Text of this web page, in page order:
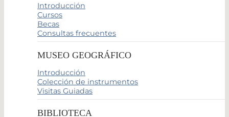
Introducción
Cursos
Becas
Consultas frecuentes
MUSEO GEOGRÁFICO
Introducción
Colección de instrumentos
Visitas Guiadas
BIBLIOTECA